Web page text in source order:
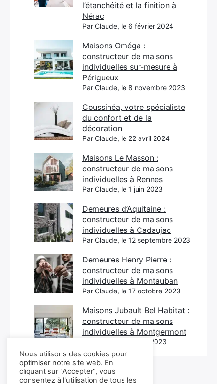
l’étanchéité et la finition à
Nérac
Par Claude, le 6 février 2024
Maisons Oméga :
constructeur de maisons
individuelles sur-mesure à
Périgueux
Par Claude, le 8 novembre 2023
Coussinéa, votre spécialiste
du confort et de la
décoration
Par Claude, le 22 avril 2024
Maisons Le Masson :
constructeur de maisons
individuelles à Rennes
Par Claude, le 1 juin 2023
Demeures d’Aquitaine :
constructeur de maisons
individuelles à Cadaujac
Par Claude, le 12 septembre 2023
Demeures Henry Pierre :
constructeur de maisons
individuelles à Montauban
Par Claude, le 17 octobre 2023
Maisons Jubault Bel Habitat :
constructeur de maisons
individuelles à Montgermont
Par Claude, le 21 juin 2023
Nous utilisons des cookies pour
optimiser notre site web. En
cliquant sur "Accepter", vous
consentez à l'utilisation de tous les